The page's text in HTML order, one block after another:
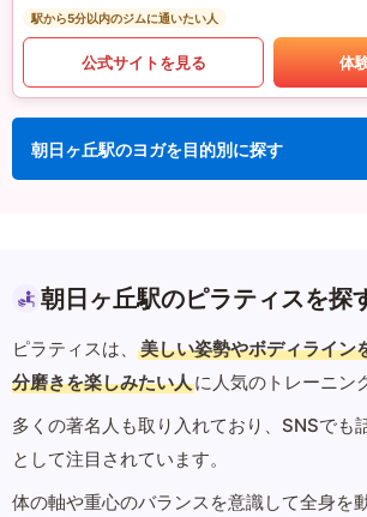
駅から5分以内のジムに通いたい人
公式サイトを見る 体
朝日ヶ丘駅のヨガを目的別に探す
朝日ヶ丘駅のピラティスを探
ピラティスは、 美しい姿勢やボディライン
分磨きを楽しみたい人に人気のトレーニン
多くの著名人も取り入れており、SNSでも
として注目されています。
体の軸や重心のバランスを意識して全身を